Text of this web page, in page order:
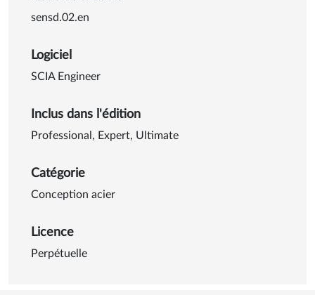
sensd.02.en
Logiciel
SCIA Engineer
Inclus dans l'édition
Professional , Expert, Ultimate
Catégorie
Conception acier
Licence
Perpétuelle